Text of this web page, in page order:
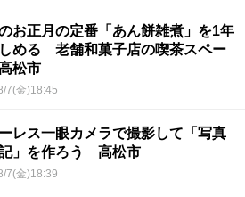
お正月の定番「あん餅雑煮」を1年
める 老舗和菓子店の喫茶スペー
松市
7(金)18:45
レス一眼カメラで撮影して「写真
」を作ろう 高松市
7(金)18:39